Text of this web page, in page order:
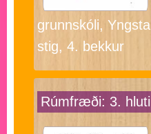
grunnskóli, Yngsta
stig, 4. bekkur
Rúmfræði: 3. hluti